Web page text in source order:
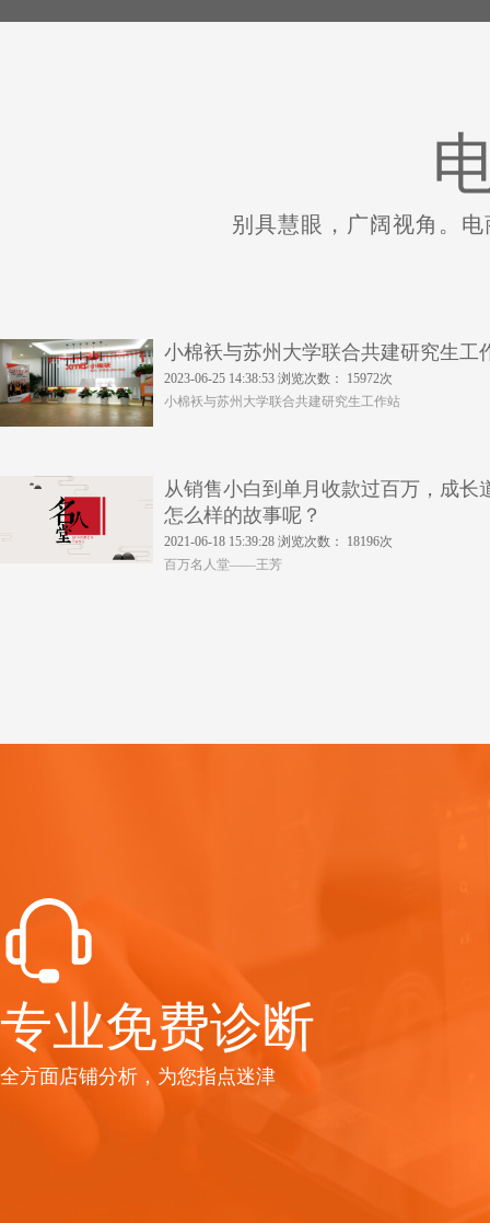
别具慧眼，广阔视角。
小棉袄与苏州大学联合共建研究生工
2023-06-25 14:38:53 浏览次数： 15972次
小棉袄与苏州大学联合共建研究生工作站
从销售小白到单月收款过百万，成长
怎么样的故事呢？
2021-06-18 15:39:28 浏览次数： 18196次
百万名人堂——王芳
专业免费诊断
全方面店铺分析，为您指点迷津